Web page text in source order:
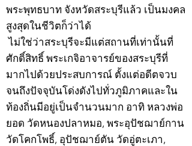
พระพุทธบาท จังหวัดสระบุรีแล้ว เป็นมงคล
สูงสุดในชีวิตก็ว่าได้
ไม่ใช่ว่าสระบุรีจะมีแต่สถานที่เท่านั้นที่
ศักดิ์สิทธิ์ พระเกจิอาจารย์ของสระบุรีที่
มากไปด้วยประสบการณ์ ตั้งแต่อดีตจวบ
จนถึงปัจจุบันโด่งดังไปทั่วภูมิภาคและใน
ท้องถิ่นมีอยู่เป็นจำนวนมาก อาทิ หลวงพ่อ
ยอด วัดหนองปลาหมอ, พระอุปัชฌาย์กาน
วัดโคกโพธิ์, อุปัชฌาย์ตัน วัดอู่ตะเภา,